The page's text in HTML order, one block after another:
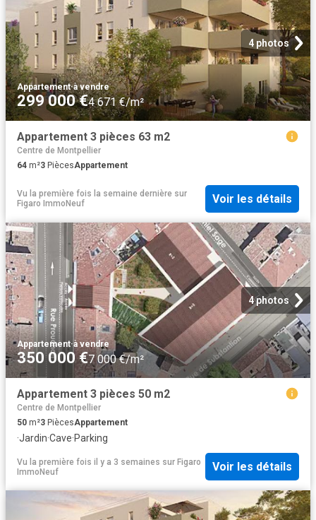
4 photos
Appartement·à vendre
299 000 €4 671 €/m²
Appartement 3 pièces 63 m2
Centre de Montpellier
64 m²3 PiècesAppartement
Vu la première fois la semaine dernière sur
Figaro ImmoNeuf
Voir les détails
4 photos
Appartement·à vendre
350 000 €7 000 €/m²
Appartement 3 pièces 50 m2
Centre de Montpellier
50 m²3 PiècesAppartement
·Jardin·Cave·Parking
Vu la première fois il y a 3 semaines sur Figaro
ImmoNeuf
Voir les détails